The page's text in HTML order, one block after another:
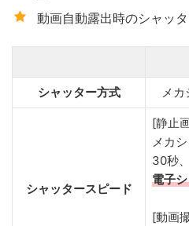
動画自動露出時のシャッ
シャッター方式 メ
シャッタースピード
[静止
メカ
30秒
電子
[動画